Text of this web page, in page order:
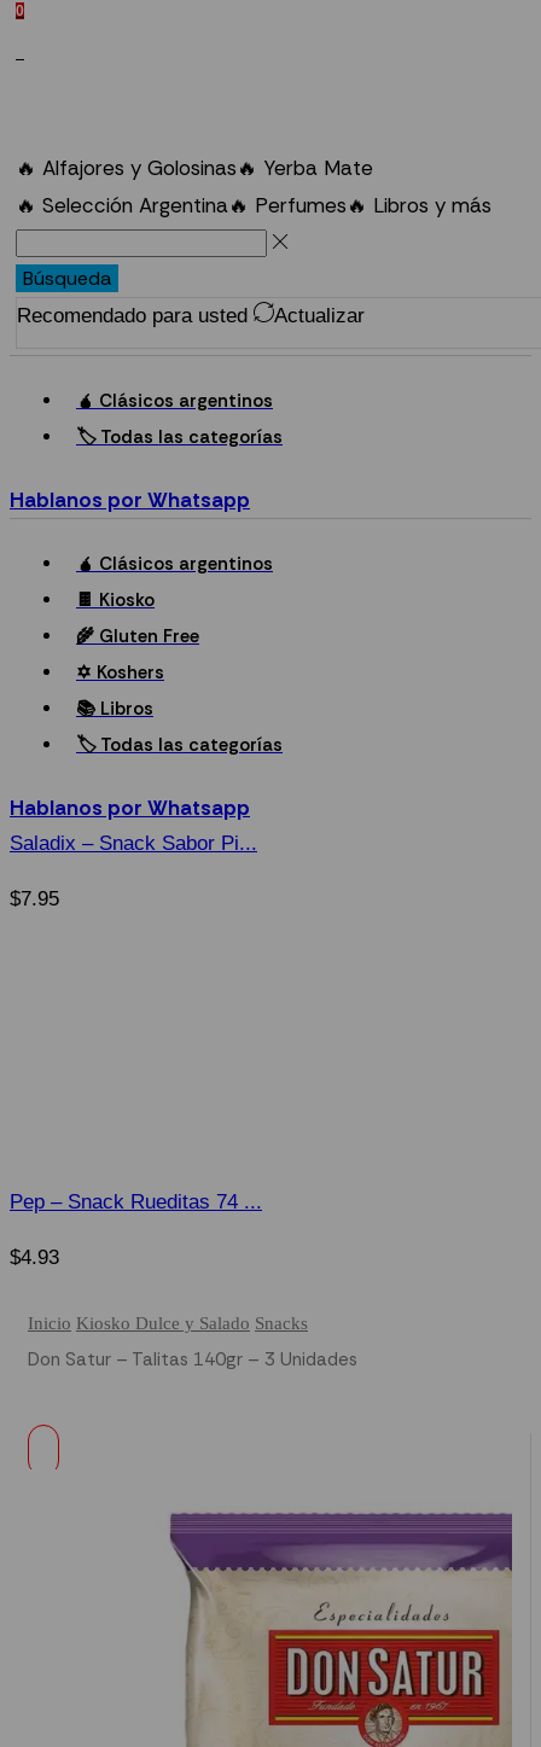
0
🔥 Alfajores y Golosinas🔥 Yerba Mate
🔥 Selección Argentina🔥 Perfumes🔥 Libros y más
Búsqueda
Recomendado para usted Actualizar
🧉 Clásicos argentinos
🏷️ Todas las categorías
Hablanos por Whatsapp
🧉 Clásicos argentinos
🍫 Kiosko
🌾 Gluten Free
✡ Koshers
📚 Libros
🏷️ Todas las categorías
Hablanos por Whatsapp
Saladix – Snack Sabor Pi...
$7.95
Pep – Snack Rueditas 74 ...
$4.93
Inicio Kiosko Dulce y Salado Snacks
Don Satur – Talitas 140gr – 3 Unidades